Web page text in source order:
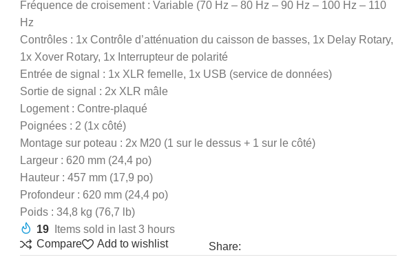
Fréquence de croisement : Variable (70 Hz – 80 Hz – 90 Hz – 100 Hz – 110
Hz
Contrôles : 1x Contrôle d’atténuation du caisson de basses, 1x Delay Rotary,
1x Xover Rotary, 1x Interrupteur de polarité
Entrée de signal : 1x XLR femelle, 1x USB (service de données)
Sortie de signal : 2x XLR mâle
Logement : Contre-plaqué
Poignées : 2 (1x côté)
Montage sur poteau : 2x M20 (1 sur le dessus + 1 sur le côté)
Largeur : 620 mm (24,4 po)
Hauteur : 457 mm (17,9 po)
Profondeur : 620 mm (24,4 po)
Poids : 34,8 kg (76,7 lb)
19
Items sold in last 3 hours
Compare
Add to wishlist Share: